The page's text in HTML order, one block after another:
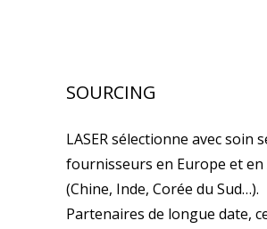
SOURCING
LASER sélectionne avec soin
fournisseurs en Europe et en
(Chine, Inde, Corée du Sud…).
Partenaires de longue date,